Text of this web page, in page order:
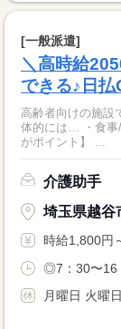
[一般派遣]
＼高時給
できる♪日
高齢者向けの施設
体的には… ・食事/
がポイント】 ...
介護助手
埼玉県越谷
時給1,800円
◎7：30〜16
月曜日 火曜